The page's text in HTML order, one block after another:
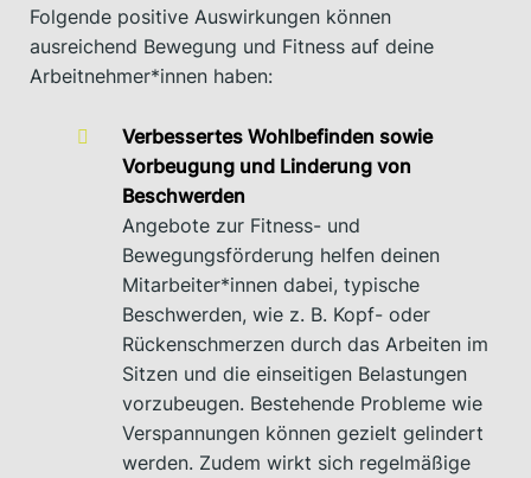
Folgende positive Auswirkungen können
ausreichend Bewegung und Fitness auf deine
Arbeitnehmer*innen haben:
Verbessertes Wohlbefinden sowie
Vorbeugung und Linderung von
Beschwerden
Angebote zur Fitness- und
Bewegungsförderung helfen deinen
Mitarbeiter*innen dabei, typische
Beschwerden, wie z. B. Kopf- oder
Rückenschmerzen durch das Arbeiten im
Sitzen und die einseitigen Belastungen
vorzubeugen. Bestehende Probleme wie
Verspannungen können gezielt gelindert
werden. Zudem wirkt sich regelmäßige